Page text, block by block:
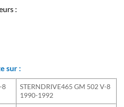
:
sur :
8
STERNDRIVE465 GM 502 V-8
1990-1992